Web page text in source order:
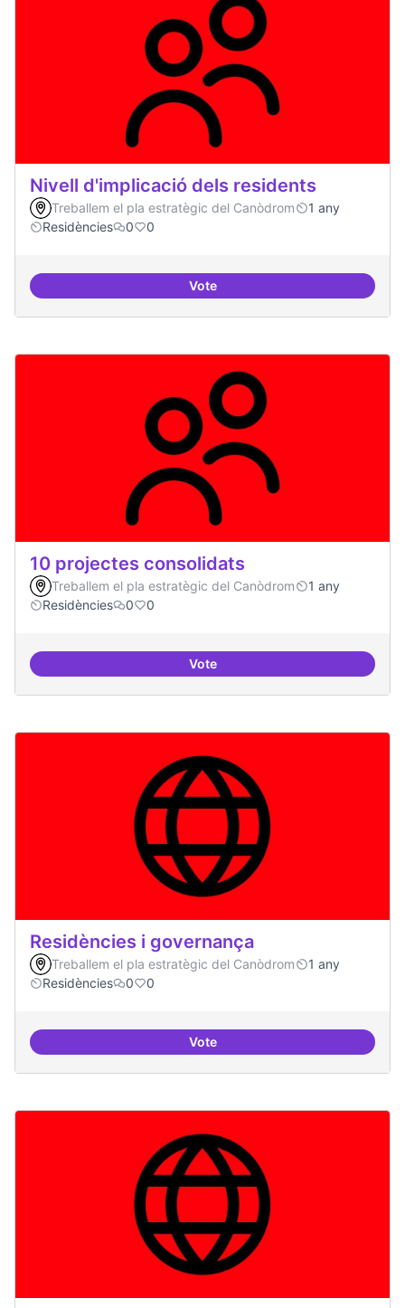
Nivell d'implicació dels residents
Treballem el pla estratègic del Canòdrom
1 any
Residències
0 0
VoteNivell d'implicació dels residents
10 projectes consolidats
Treballem el pla estratègic del Canòdrom
1 any
Residències
0 0
Vote10 projectes consolidats
Residències i governança
Treballem el pla estratègic del Canòdrom
1 any
Residències
0 0
VoteResidències i governança